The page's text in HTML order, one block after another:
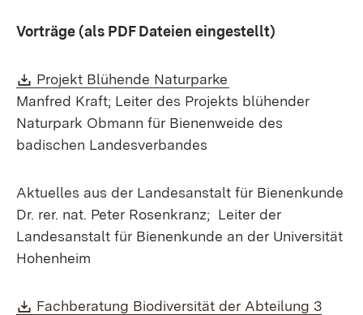
Vorträge (als PDF Dateien eingestellt)
Download:
Projekt Blühende Naturparke
Manfred Kraft; Leiter des Projekts blühender
Naturpark Obmann für Bienenweide des
badischen Landesverbandes
Aktuelles aus der Landesanstalt für Bienenkunde
Dr. rer. nat. Peter Rosenkranz; Leiter der
Landesanstalt für Bienenkunde an der Universität
Hohenheim
Download:
Fachberatung Biodiversität der Abteilung 3